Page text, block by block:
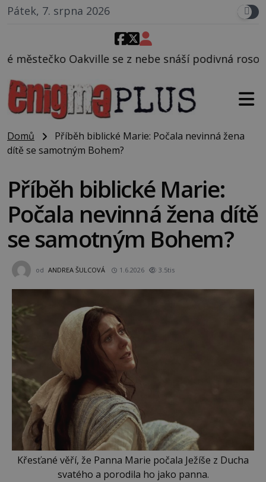
Pátek, 7. srpna 2026
se z nebe snáší podivná rosolovitá látka
Domů
Příběh biblické Marie: Počala nevinná žena
dítě se samotným Bohem?
Příběh biblické Marie:
Počala nevinná žena dítě
se samotným Bohem?
od ANDREA ŠULCOVÁ 1.6.2026 3.5tis
Křesťané věří, že Panna Marie počala Ježíše z Ducha
svatého a porodila ho jako panna.